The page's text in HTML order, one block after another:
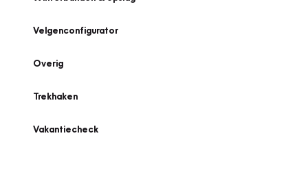
Velgenconfigurator
Overig
Trekhaken
Vakantiecheck